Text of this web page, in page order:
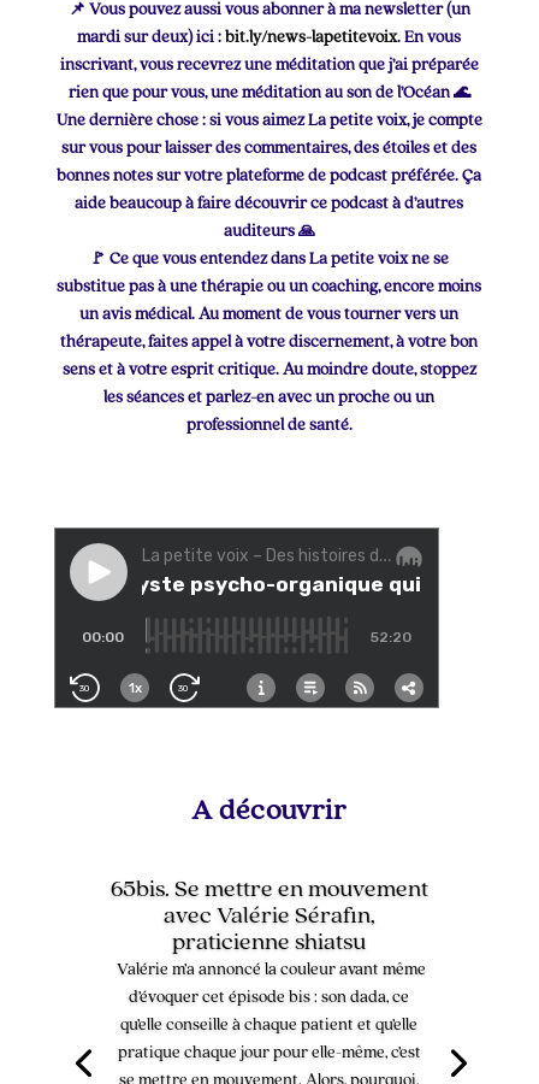
📌 Vous pouvez aussi vous abonner à ma newsletter (un
mardi sur deux) ici : bit.ly/news-lapetitevoix. En vous
inscrivant, vous recevrez une méditation que j’ai préparée
rien que pour vous, une méditation au son de l’Océan 🌊
Une dernière chose : si vous aimez La petite voix, je compte
sur vous pour laisser des commentaires, des étoiles et des
bonnes notes sur votre plateforme de podcast préférée. Ça
aide beaucoup à faire découvrir ce podcast à d’autres
auditeurs 🙏
🚩 Ce que vous entendez dans La petite voix ne se
substitue pas à une thérapie ou un coaching, encore moins
un avis médical. Au moment de vous tourner vers un
thérapeute, faites appel à votre discernement, à votre bon
sens et à votre esprit critique. Au moindre doute, stoppez
les séances et parlez-en avec un proche ou un
professionnel de santé.
A découvrir
65bis. Se mettre en mouvement
avec Valérie Sérafin,
praticienne shiatsu
Valérie m’a annoncé la couleur avant même
d’évoquer cet épisode bis : son dada, ce
qu’elle conseille à chaque patient et qu’elle
pratique chaque jour pour elle-même, c’est
se mettre en mouvement. Alors, pourquoi,